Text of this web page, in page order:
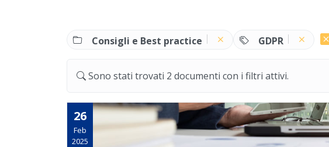
Consigli e Best practice GDPR
Sono stati trovati 2 documenti con i filtri attivi.
26
Feb
2025